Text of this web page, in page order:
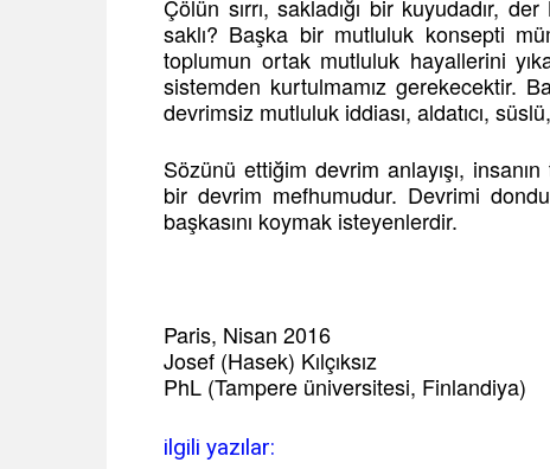
Çölün sırrı, sakladığı bir kuyudadır,
saklı? Başka bir mutluluk konsepti
toplumun ortak mutluluk hayallerini
sistemden kurtulmamız gerekecektir.
devrimsiz mutluluk iddiası, aldatıcı,
Sözünü ettiğim devrim anlayışı,
bir devrim mefhumudur. Devrimi
başkasını koymak isteyenlerdir.
Paris, Nisan 2016
Josef (Hasek) Kılçıksız
PhL (Tampere üniversitesi, Finlandiya)
ilgili yazılar: